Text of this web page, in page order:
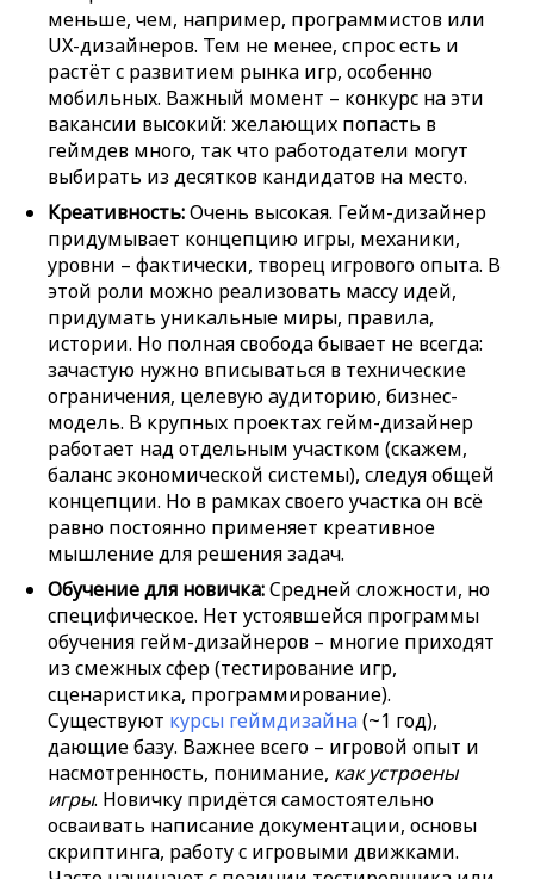
меньше, чем, например, программистов или
UX-дизайнеров. Тем не менее, спрос есть и
растёт с развитием рынка игр, особенно
мобильных. Важный момент – конкурс на эти
вакансии высокий: желающих попасть в
геймдев много, так что работодатели могут
выбирать из десятков кандидатов на место.
Креативность:Очень высокая. Гейм-дизайнер
придумывает концепцию игры, механики,
уровни – фактически, творец игрового опыта. В
этой роли можно реализовать массу идей,
придумать уникальные миры, правила,
истории. Но полная свобода бывает не всегда:
зачастую нужно вписываться в технические
ограничения, целевую аудиторию, бизнес-
модель. В крупных проектах гейм-дизайнер
работает над отдельным участком (скажем,
баланс экономической системы), следуя общей
концепции. Но в рамках своего участка он всё
равно постоянно применяет креативное
мышление для решения задач.
Обучение для новичка:Средней сложности, но
специфическое. Нет устоявшейся программы
обучения гейм-дизайнеров – многие приходят
из смежных сфер (тестирование игр,
сценаристика, программирование).
Существуют курсы геймдизайна(~1 год),
дающие базу. Важнее всего – игровой опыт и
насмотренность, понимание, как устроены
игры. Новичку придётся самостоятельно
осваивать написание документации, основы
скриптинга, работу с игровыми движками.